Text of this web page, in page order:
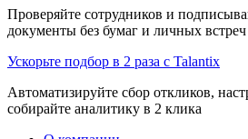
Проверяйте сотрудников и
документы без бумаг и личных встреч
Ускорьте подбор в 2 раза с Talantix
Автоматизируйте сбор откликов,
собирайте аналитику в 2 клика